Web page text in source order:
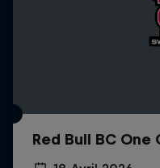
Red Bull BC One